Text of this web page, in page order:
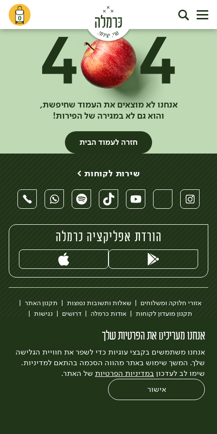
0
אנחנו לא מוצאים את העמוד שחיפשת,
והוא גם לא במגירה של הפירות!
חזרה לעמוד הבית
אנחנו מעריכים את הפרטיות שלך
אנחנו משתמשים בקבצי עוגיות כדי לשפר את חוויית הגלישה
שלך. המשך שימוש באתר מהווה הסכמה בהתאם למדיניות.
שימו לב לעדכון במדיניות הפרטיות של האתר.
אישור
שירות לקוחות >
הורדת אפליקציה כרמלה
אזורי חלוקה ומשלוחים שאלות ותשובות נפוצות
תקנון האתר
תקנון מועדון לקוחות
אודות כרמלה דרושים
נגישות
לצפייה בעדכון מדיניות פרטיות
עיצוב:3bears פיתוח:Quatro